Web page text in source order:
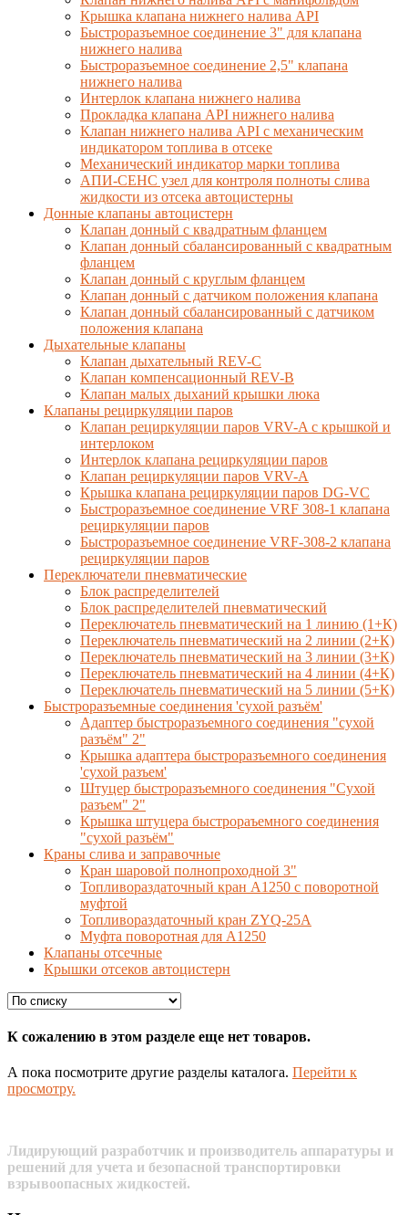
Крышка клапана нижнего налива API
Быстроразъемное соединение 3" для клапана
нижнего налива
Быстроразъемное соединение 2,5" клапана
нижнего налива
Интерлок клапана нижнего налива
Прокладка клапана API нижнего налива
Клапан нижнего налива API с механическим
индикатором топлива в отсеке
Механический индикатор марки топлива
АПИ-СЕНС узел для контроля полноты слива
жидкости из отсека автоцистерны
Донные клапаны автоцистерн
Клапан донный с квадратным фланцем
Клапан донный сбалансированный с квадратным
фланцем
Клапан донный с круглым фланцем
Клапан донный с датчиком положения клапана
Клапан донный сбалансированный с датчиком
положения клапана
Дыхательные клапаны
Клапан дыхательный REV-C
Клапан компенсационный REV-B
Клапан малых дыханий крышки люка
Клапаны рециркуляции паров
Клапан рециркуляции паров VRV-A с крышкой и
интерлоком
Интерлок клапана рециркуляции паров
Клапан рециркуляции паров VRV-A
Крышка клапана рециркуляции паров DG-VC
Быстроразъемное соединение VRF 308-1 клапана
рециркуляции паров
Быстроразъемное соединение VRF-308-2 клапана
рециркуляции паров
Переключатели пневматические
Блок распределителей
Блок распределителей пневматический
Переключатель пневматический на 1 линию (1+К)
Переключатель пневматический на 2 линии (2+К)
Переключатель пневматический на 3 линии (3+К)
Переключатель пневматический на 4 линии (4+К)
Переключатель пневматический на 5 линии (5+К)
Быстроразъемные соединения 'сухой разъём'
Адаптер быстроразъемного соединения "сухой
разъём" 2"
Крышка адаптера быстроразъемного соединения
'сухой разъем'
Штуцер быстроразъемного соединения "Сухой
разъем" 2"
Крышка штуцера быстрораъемного соединения
"сухой разъём"
Краны слива и заправочные
Кран шаровой полнопроходной 3"
Топливораздаточный кран A1250 с поворотной
муфтой
Топливораздаточный кран ZYQ-25A
Муфта поворотная для А1250
Клапаны отсечные
Крышки отсеков автоцистерн
К сожалению в этом разделе еще нет товаров.
А пока посмотрите другие разделы каталога. Перейти к
просмотру.
Лидирующий разработчик и производитель аппаратуры и
решений для учета и безопасной транспортировки
взрывоопасных жидкостей.